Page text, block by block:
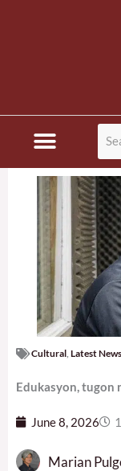
Cultural Latest News
Edukasyon, tugon
June 8, 2026
Marian